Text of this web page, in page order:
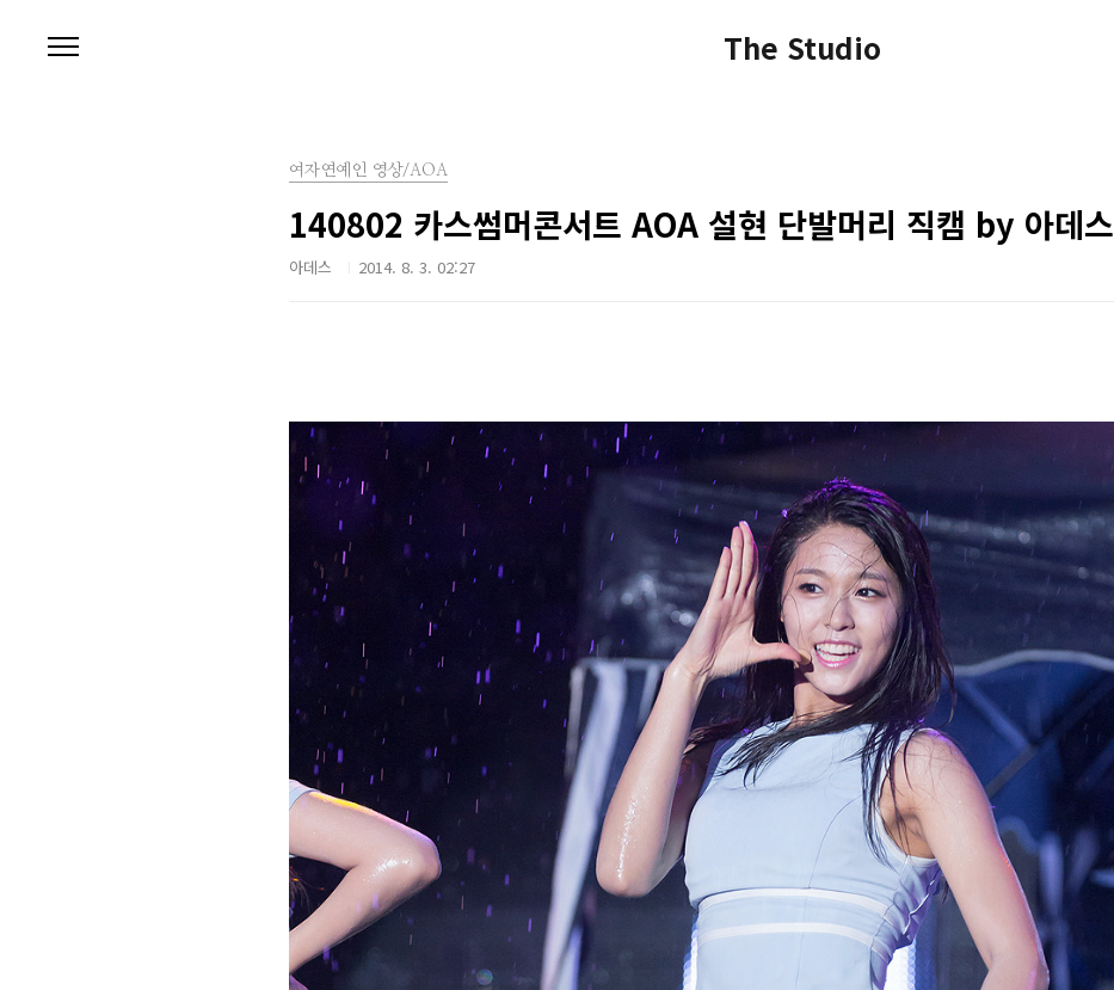
The Studio
여자연예인 영상/AOA
140802 카스썸머콘서트 AOA 설현 단발머리 직캠 by 아데스
아데스 2014. 8. 3. 02:27